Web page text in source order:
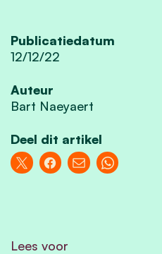
Publicatiedatum
12/12/22
Auteur
Bart Naeyaert
Deel dit artikel
Lees voor